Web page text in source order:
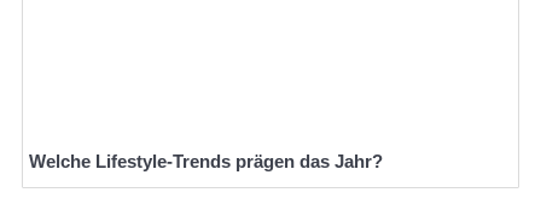
Welche Lifestyle-Trends prägen das Jahr?